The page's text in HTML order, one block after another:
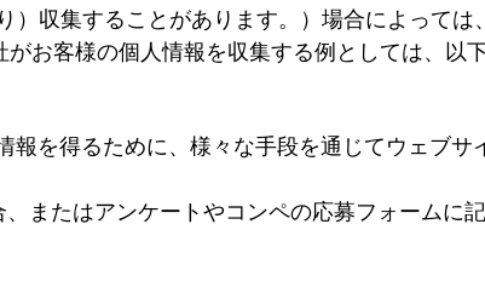
）収集することがあります。）場合によっては
お客様の個人情報を収集する例としては、以
を得るために、様々な手段を通じてウェブサ
またはアンケートやコンペの応募フォームに記